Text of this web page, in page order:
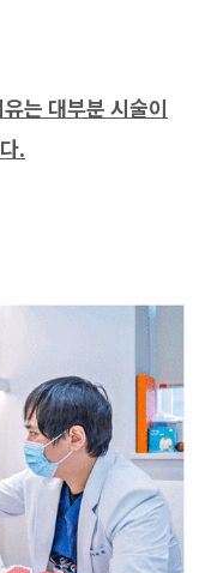
는 대부분 시술이
.